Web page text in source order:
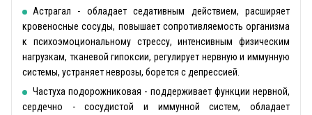
Астрагал - обладает седативным действием, расширяет
кровеносные сосуды, повышает сопротивляемость организма
к психоэмоциональному стрессу, интенсивным физическим
нагрузкам, тканевой гипоксии, регулирует нервную и иммунную
системы, устраняет неврозы, борется с депрессией.
Частуха подорожниковая - поддерживает функции нервной,
сердечно - сосудистой и иммунной систем, обладает